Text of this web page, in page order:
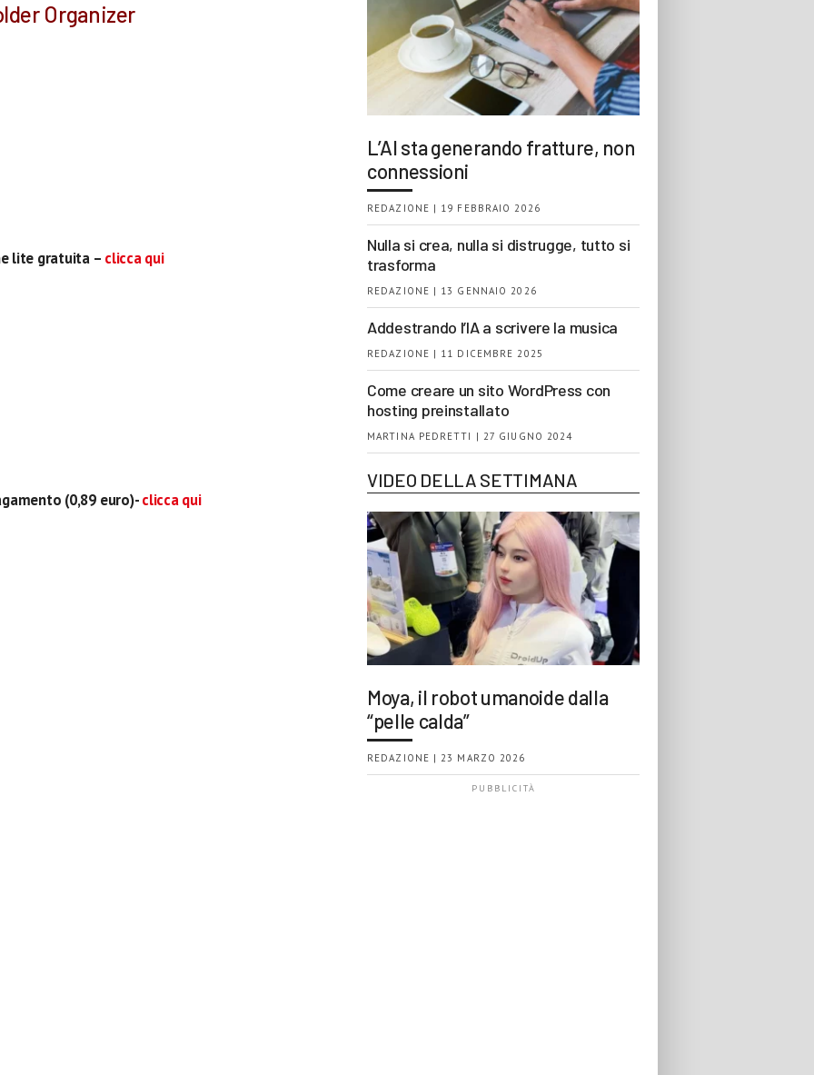
Organizer
lite gratuita – clicca qui
(0,89 euro)-clicca qui
L’AI sta generando fratture, non
connessioni
REDAZIONE | 19 FEBBRAIO 2026
Nulla si crea, nulla si distrugge, tutto si
trasforma
REDAZIONE | 13 GENNAIO 2026
Addestrando l’IA a scrivere la musica
REDAZIONE | 11 DICEMBRE 2025
Come creare un sito WordPress con
hosting preinstallato
MARTINA PEDRETTI | 27 GIUGNO 2024
VIDEO DELLA SETTIMANA
Moya, il robot umanoide dalla
“pelle calda”
REDAZIONE | 23 MARZO 2026